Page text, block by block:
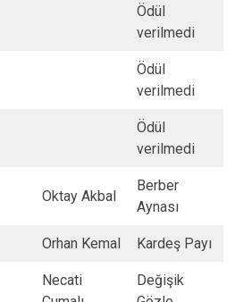
​Ödül
verilmedi
​Ödül
verilmedi
​Ödül
verilmedi
​Oktay Akbal
​Berber
Aynası
​Orhan Kemal ​Kardeş Payı
​Necati
​Değişik